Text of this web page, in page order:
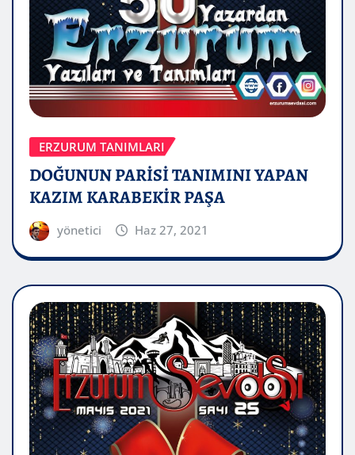
ERZURUM TANIMLARI
DOĞUNUN PARİSİ TANIMINI YAPAN
KAZIM KARABEKİR PAŞA
yönetici Haz 27, 2021